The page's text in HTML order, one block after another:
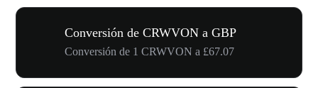
Conversión de CRWVON a GBP
Conversión de 1 CRWVON a £67.07